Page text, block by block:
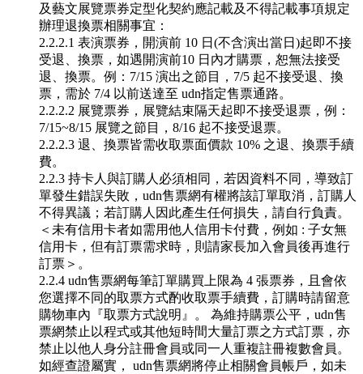
及藝文展覽票券定型化契約應記載及不得記載事項規定
辦理退換票相關事宜：
2.2.2.1 表演票券，開演前 10 日(不含演出當日)起即不接
受退、換票，如遇開演前10 日內才購票，恕無法接受
退、換票。例：7/15 演出之節目，7/5 起不接受退、換
票，需於 7/4 以前送達至 udn指定售票通路。
2.2.2.2 展覽票券，展覽結束隔天起即不接受退票，例：
7/15~8/15 展覽之節目，8/16 起不接受退票。
2.2.2.3 退、換票皆需收取票面價款 10% 之退、換票手續
費。
2.2.3 持卡人與訂購人必須相同，若因資料不同，導致訂
單發生錯誤失敗，udn售票網有權將該訂單取消，訂購人
不得異議；若訂購人因此產生任何損失，請自行負責。
＜未有信用卡者如需用他人信用卡付費，例如 : 子女無
信用卡，但有訂票需求時，則請家長加入會員後再進行
訂票＞。
2.2.4 udn售票網每筆訂單購買上限為 4 張票券，且會依
您選擇不同的取票方式酌收取票手續費，訂購時請留意
購物車內『取票方式說明』。 為維持購票公平，udn售
票網禁止以程式或其他短時間大量訂票之方式訂票，亦
禁止以他人身分註冊會員或同一人重複註冊複數會員。
如經查證屬實， udn售票網將停止相關會員帳戶，如未